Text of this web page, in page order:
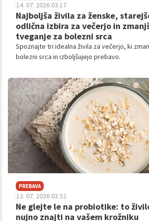
14. 07. 2026 03.17
Najboljša živila za ženske,
odlična izbira za večerjo in
tveganje za bolezni srca
Spoznajte tri idealna živila za večerjo, ki
bolezni srca in izboljšujejo prebavo.
PREBAVA
13. 07. 2026 03.52
Ne glejte le na probiotike: to
nujno znajti na vašem krožniku